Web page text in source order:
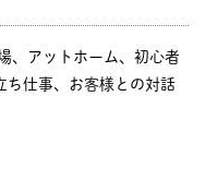
、アットホーム、初心者
ち仕事、お客様との対話